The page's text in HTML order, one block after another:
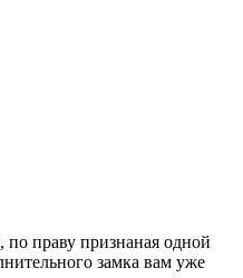
праву признаная одной
замка вам уже